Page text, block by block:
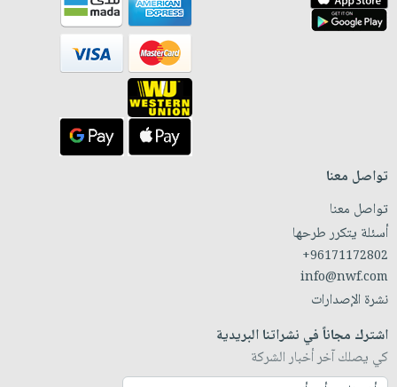
تواصل معنا
تواصل معنا
أسئلة يتكرر طرحها
+96171172802
info@nwf.com
نشرة الإصدارات
اشترك مجاناً في نشراتنا البريدية
كي يصلك آخر أخبار الشركة